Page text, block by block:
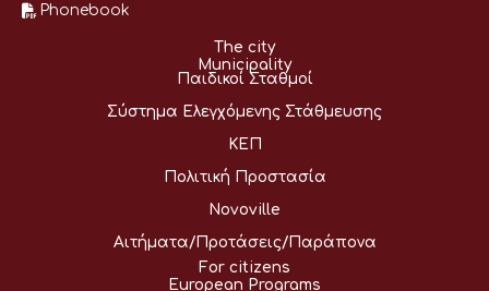
Phonebook
The city
Municipality
Παιδικοί Σταθμοί
Σύστημα Ελεγχόμενης Στάθμευσης
ΚΕΠ
Πολιτική Προστασία
Novoville
Αιτήματα/Προτάσεις/Παράπονα
For citizens
European Programs